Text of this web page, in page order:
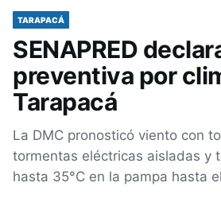
TARAPACÁ
SENAPRED
preventiva por
Tarapacá
La DMC pronosticó viento con
tormentas eléctricas aisladas y
hasta 35°C en la pampa hasta